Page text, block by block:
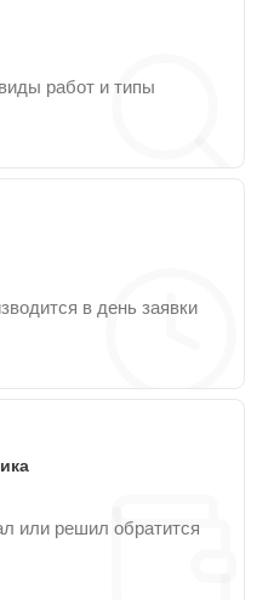
работ и типы
в день заявки
или решил обратится